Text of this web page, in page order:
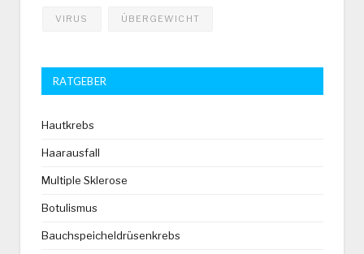
VIRUS ÜBERGEWICHT
RATGEBER
Hautkrebs
Haarausfall
Multiple Sklerose
Botulismus
Bauchspeicheldrüsenkrebs